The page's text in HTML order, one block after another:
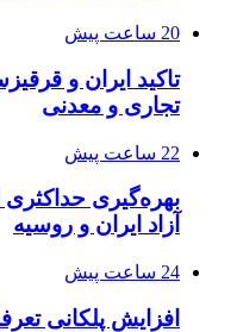
20 ساعت پیش
تاکید ایران و
تجاری و معدنی
22 ساعت پیش
بهره‌گیری
آزاد ایران و روسیه
24 ساعت پیش
افزایش پلکانی